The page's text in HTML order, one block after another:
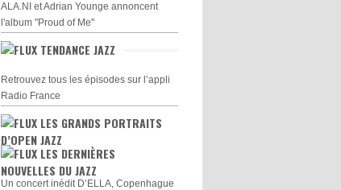
ALA.NI et Adrian Younge annoncent
l'album "Proud of Me"
TENDANCE JAZZ
Retrouvez tous les épisodes sur l’appli
Radio France
LES GRANDS PORTRAITS
D’OPEN JAZZ
LES DERNIÈRES
NOUVELLES DU JAZZ
Un concert inédit D’ELLA, Copenhague